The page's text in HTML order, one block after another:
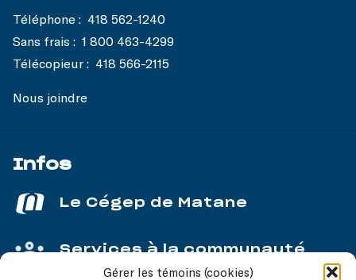
Gérer les témoins (cookies)
Téléphone : 418 562-1240
Sans frais : 1 800 463-4299
Télécopieur : 418 566-2115
Nous joindre
Infos
Le Cégep de Matane
Services à la communauté